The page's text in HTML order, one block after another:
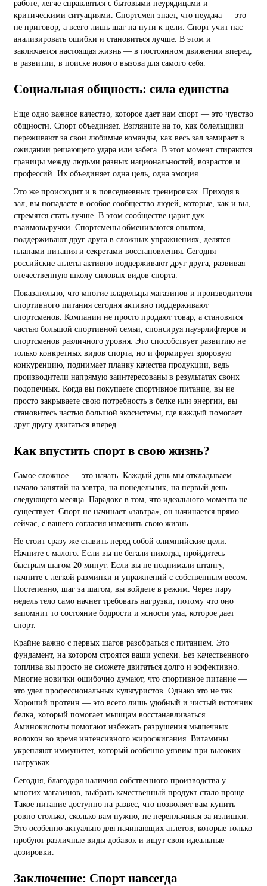
работе, легче справляться с бытовыми неурядицами и
критическими ситуациями. Спортсмен знает, что неудача — это
не приговор, а всего лишь шаг на пути к цели. Спорт учит нас
анализировать ошибки и становиться лучше. В этом и
заключается настоящая жизнь — в постоянном движении вперед,
в развитии, в поиске нового вызова для самого себя.
Социальная общность: сила единства
Еще одно важное качество, которое дает нам спорт — это чувство
общности. Спорт объединяет. Взгляните на то, как болельщики
переживают за свои любимые команды, как весь зал замирает в
ожидании решающего удара или забега. В этот момент стираются
границы между людьми разных национальностей, возрастов и
профессий. Их объединяет одна цель, одна эмоция.
Это же происходит и в повседневных тренировках. Приходя в
зал, вы попадаете в особое сообщество людей, которые, как и вы,
стремятся стать лучше. В этом сообществе царит дух
взаимовыручки. Спортсмены обмениваются опытом,
поддерживают друг друга в сложных упражнениях, делятся
планами питания и секретами восстановления. Сегодня
российские атлеты активно поддерживают друг друга, развивая
отечественную школу силовых видов спорта.
Показательно, что многие владельцы магазинов и производители
спортивного питания сегодня активно поддерживают
спортсменов. Компании не просто продают товар, а становятся
частью большой спортивной семьи, спонсируя пауэрлифтеров и
спортсменов различного уровня. Это способствует развитию не
только конкретных видов спорта, но и формирует здоровую
конкуренцию, поднимает планку качества продукции, ведь
производители напрямую заинтересованы в результатах своих
подопечных. Когда вы покупаете спортивное питание, вы не
просто закрываете свою потребность в белке или энергии, вы
становитесь частью большой экосистемы, где каждый помогает
друг другу двигаться вперед.
Как впустить спорт в свою жизнь?
Самое сложное — это начать. Каждый день мы откладываем
начало занятий на завтра, на понедельник, на первый день
следующего месяца. Парадокс в том, что идеального момента не
существует. Спорт не начинает «завтра», он начинается прямо
сейчас, с вашего согласия изменить свою жизнь.
Не стоит сразу же ставить перед собой олимпийские цели.
Начните с малого. Если вы не бегали никогда, пройдитесь
быстрым шагом 20 минут. Если вы не поднимали штангу,
начните с легкой разминки и упражнений с собственным весом.
Постепенно, шаг за шагом, вы войдете в режим. Через пару
недель тело само начнет требовать нагрузки, потому что оно
запомнит то состояние бодрости и ясности ума, которое дает
спорт.
Крайне важно с первых шагов разобраться с питанием. Это
фундамент, на котором строятся ваши успехи. Без качественного
топлива вы просто не сможете двигаться долго и эффективно.
Многие новички ошибочно думают, что спортивное питание —
это удел профессиональных культуристов. Однако это не так.
Хороший протеин — это всего лишь удобный и чистый источник
белка, который помогает мышцам восстанавливаться.
Аминокислоты помогают избежать разрушения мышечных
волокон во время интенсивного жиросжигания. Витамины
укрепляют иммунитет, который особенно уязвим при высоких
нагрузках.
Сегодня, благодаря наличию собственного производства у
многих магазинов, выбрать качественный продукт стало проще.
Такое питание доступно на развес, что позволяет вам купить
ровно столько, сколько вам нужно, не переплачивая за излишки.
Это особенно актуально для начинающих атлетов, которые только
пробуют различные виды добавок и ищут свои идеальные
дозировки.
Заключение: Спорт навсегда